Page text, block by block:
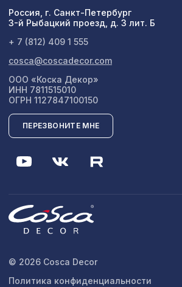
Россия, г. Санкт-Петербург
3-й Рыбацкий проезд, д. 3 лит. Б
+ 7 (812) 409 1 555
cosca@coscadecor.com
ООО «Коска Декор»
ИНН 7811515010
ОГРН 1127847100150
ПЕРЕЗВОНИТЕ МНЕ
© 2026 Cosca Decor
Политика конфиденциальности